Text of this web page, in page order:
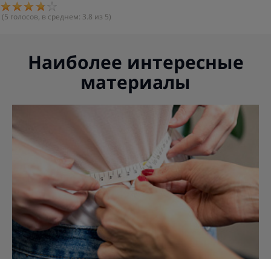
(5 голосов, в среднем: 3.8 из 5)
Наиболее интересные
материалы